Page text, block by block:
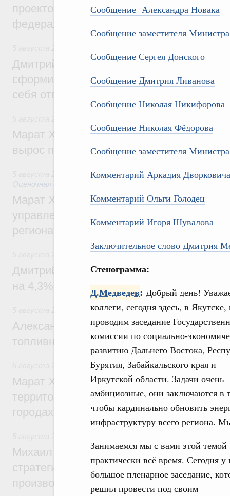
Сообщение Александра Новака
Сообщение заместителя
Сообщение Сергея Донского
Сообщение Дмитрия Ливанова
Сообщение Николая Никифорова
Сообщение Николая Фёдорова
Сообщение заместителя
Комментарий Аркадия Дворковича
Комментарий Ольги Голодец
Комментарий Игоря Шувалова
Заключительное слово Дмитрия
Стенограмма:
Д.Медведев: Добрый день!
коллеги, сегодня здесь, в
проводим заседание
комиссии по социально-
развитию Дальнего Востока,
Бурятия, Забайкальского края и
Иркутской области. Задачи очень
амбициозные, они заключаются в
чтобы кардинально обновить
инфраструктуру всего региона.
Занимаемся мы с вами этой темой
практически всё время. Сегодня у
большое пленарное заседание,
решил провести под своим
проектов института кураторства в
федеральном округе
Дмитрий Чернышенко: Всемирный
сформировал целое сообщество людей,
себя ответственность за будущее
Марат Хуснуллин: Ввод нежилых зданий
вырос почти на треть
Земельные отношения. Кадастровая
Оценочная деятельность
Марат Хуснуллин: По решению
управление «ДОМ.РФ» перейдёт более
регионах
Внутренний и въездной туризм
Дмитрий Чернышенко: Внутренний
на 4,3%, въездной – на 20,1%
Оборот бензина и дизельного топлива
Александр Новак провёл совещание по
топливном рынке
Жилищная политика, рынок жилья
Марат Хуснуллин: Первые проекты
территорий в Донбассе и Новороссии
городах ДНР
Михаил Мишустин дал поручения по
стратегической сессии, посвящённой
производительности труда